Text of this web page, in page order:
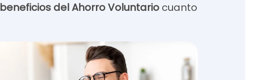
beneficios del Ahorro Voluntario cuanto